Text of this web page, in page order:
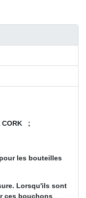
CORK ;
les bouteilles
Lorsqu'ils sont
ces bouchons